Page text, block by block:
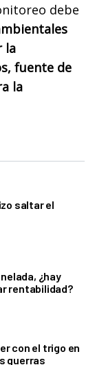
debe
la
fuente de
la
saltar el
¿hay
rentabilidad?
con el trigo en
guerras